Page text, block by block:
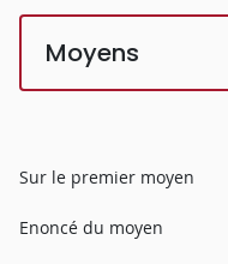
Moyens
Sur le premier moyen
Enoncé du moyen